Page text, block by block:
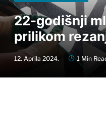
22-godišnji
prilikom
12. Aprila 2024. 1 Min